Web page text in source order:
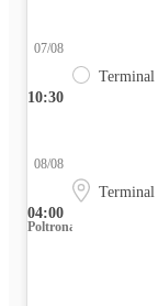
10:30
07/08
Terminal
04:00
08/08
Terminal
Poltrona